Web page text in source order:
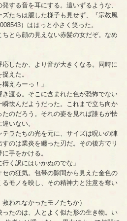
する音を耳にする。這いずるような、
たちは臆した様子も見せず、『宗教風
）ははっと小さく笑った。
とら顔の見えない赤髪の女だぞ。なめ
したか、より音が大きくなる。同時に
えた。
えろーっ！」
渡る。そこに含まれた色が恐怖でない
瞬怯んだようだった。これまで立ち向か
のだろう。それの姿を見れば誰もが怯
いない。
ラたちの光を元に、サイズは呪いの陣
のは業炎を纏った刃だ。その後方でリ
手をかける。
く訳にはいかぬのでな」
の狂気。包帯の隙間から見えた金色の
モノを映し、その精神力と注意を奪い
われなかったモノたちか）
たのは、人とよく似た形の生き物。い